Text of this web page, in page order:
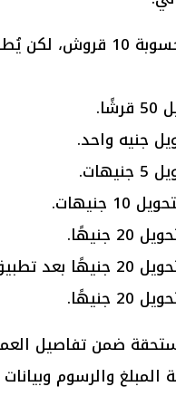
تحويل 100 جنيه: الرسوم
ضمن تفاصيل
المبلغ والرسوم